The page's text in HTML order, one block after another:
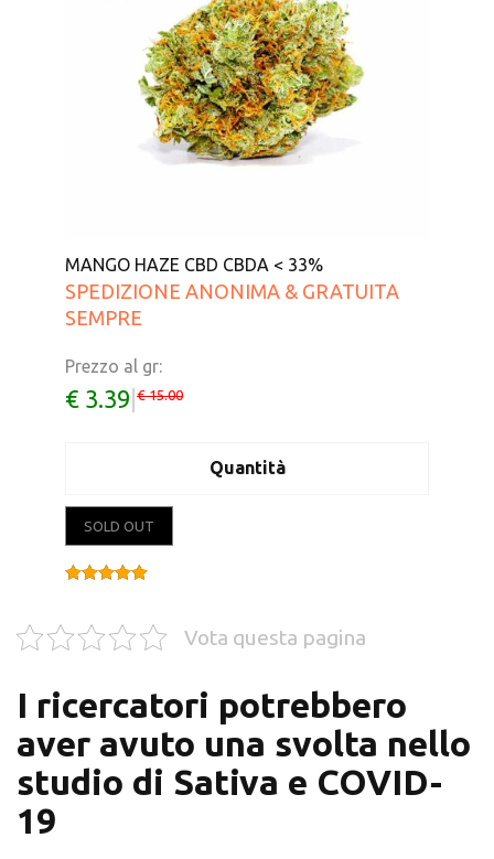
MANGO HAZE CBD CBDA < 33%
SPEDIZIONE ANONIMA & GRATUITA
SEMPRE
Prezzo al gr:
€ 3.39 € 15.00
Quantità
SOLD OUT
Vota questa pagina
I ricercatori potrebbero
aver avuto una svolta nello
studio di Sativa e COVID-
19